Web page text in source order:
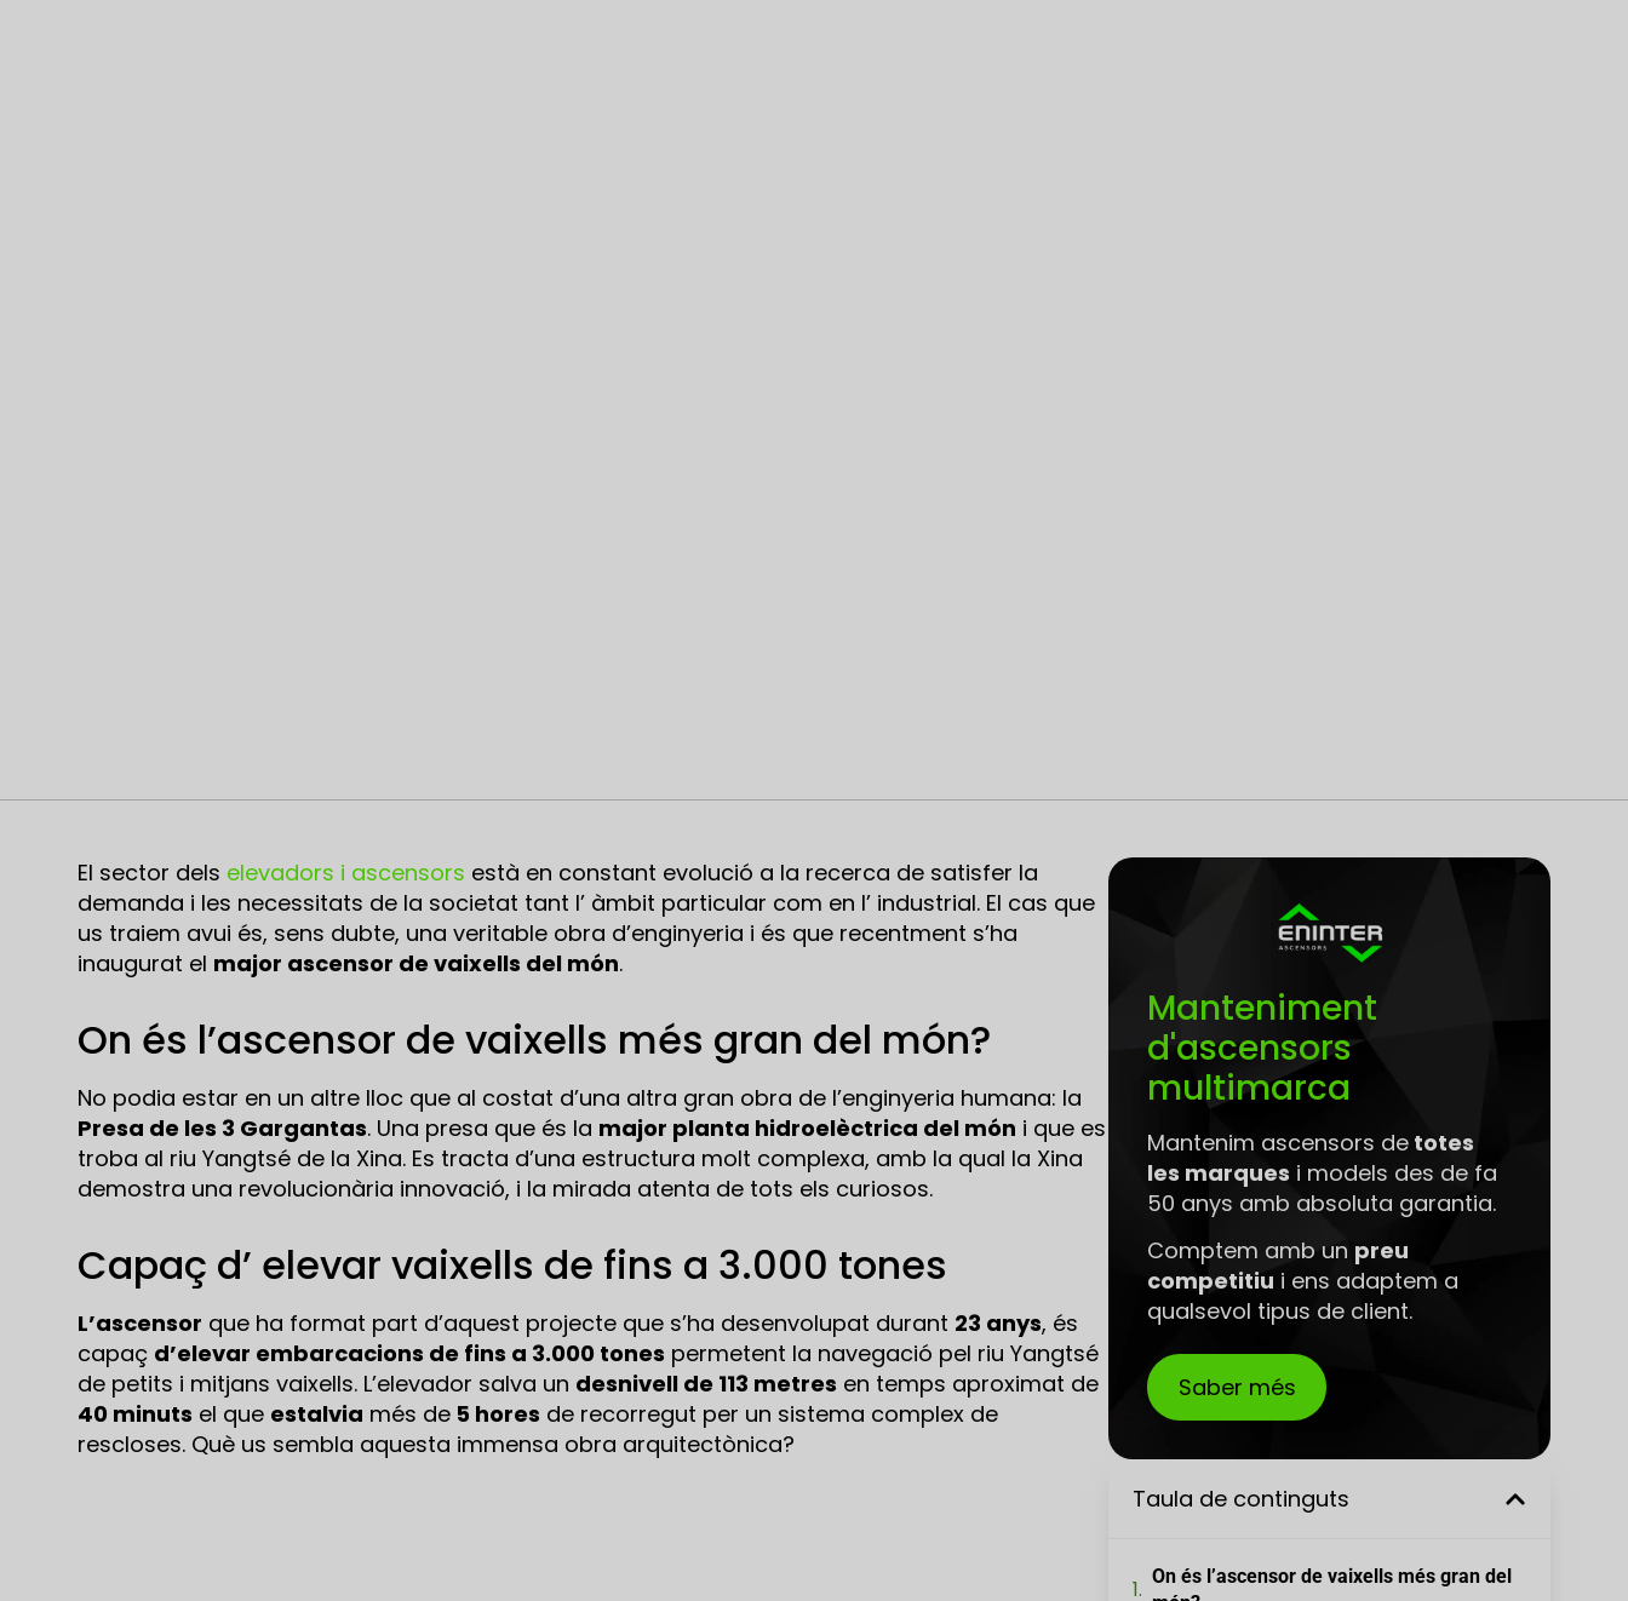
El sector dels elevadors i ascensors està en constant evolució a la recerca de satisfer la
demanda i les necessitats de la societat tant l’ àmbit particular com en l’ industrial. El cas que
us traiem avui és, sens dubte, una veritable obra d’enginyeria i és que recentment s’ha
inaugurat el major ascensor de vaixells del món.
On és l’ascensor de vaixells més gran del món?
No podia estar en un altre lloc que al costat d’una altra gran obra de l’enginyeria humana: la
Presa de les 3 Gargantas. Una presa que és la major planta hidroelèctrica del món i que es
troba al riu Yangtsé de la Xina. Es tracta d’una estructura molt complexa, amb la qual la Xina
demostra una revolucionària innovació, i la mirada atenta de tots els curiosos.
Capaç d’ elevar vaixells de fins a 3.000 tones
L’ascensor que ha format part d’aquest projecte que s’ha desenvolupat durant 23 anys, és
capaç d’elevar embarcacions de fins a 3.000 tones permetent la navegació pel riu Yangtsé
de petits i mitjans vaixells. L’elevador salva un desnivell de 113 metres en temps aproximat de
40 minuts el que estalvia més de 5 hores de recorregut per un sistema complex de
rescloses. Què us sembla aquesta immensa obra arquitectònica?
Manteniment
d'ascensors
multimarca
Mantenim ascensors de totes
les marques i models des de fa
50 anys amb absoluta garantia.
Comptem amb un preu
competitiu i ens adaptem a
qualsevol tipus de client.
Saber més
Taula de continguts
On és l’ascensor de vaixells més gran del